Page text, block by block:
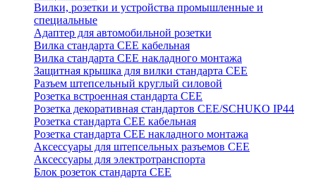
Вилки, розетки и устройства промышленные и
специальные
Адаптер для автомобильной розетки
Вилка стандарта CEE кабельная
Вилка стандарта CEE накладного монтажа
Защитная крышка для вилки стандарта CEE
Разъем штепсельный круглый силовой
Розетка встроенная стандарта CEE
Розетка декоративная стандартов CEE/SCHUKO IP44
Розетка стандарта СЕЕ кабельная
Розетка стандарта СЕЕ накладного монтажа
Аксессуары для штепсельных разъемов CEE
Аксессуары для электротранспорта
Блок розеток стандарта CEE